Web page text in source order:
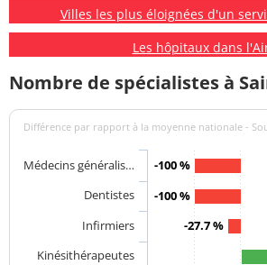
Villes les plus éloignées d'un
Les hôpitaux dans
Nombre de spécialistes à
Différence par rapport à la moyenne nationale -
-100 %
-100 %
-27.7 %
Médecins généralis…
Dentistes
Infirmiers
Kinésithérapeutes